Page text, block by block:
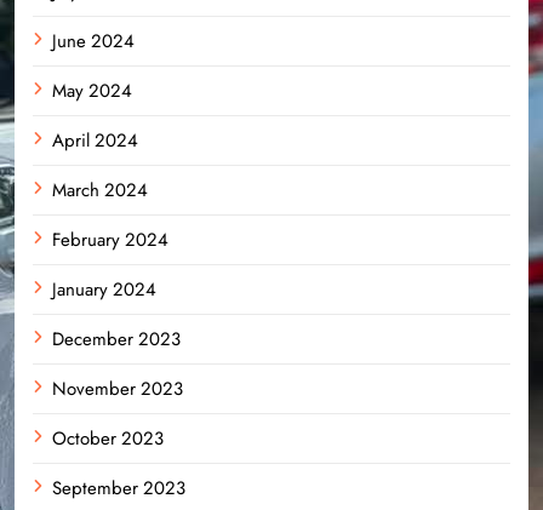
June 2024
May 2024
April 2024
March 2024
February 2024
January 2024
December 2023
November 2023
October 2023
September 2023